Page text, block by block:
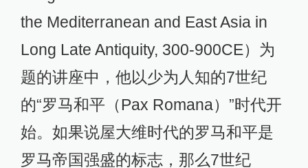
the Mediterranean and East Asia in
Long Late Antiquity, 300-900CE）为
题的讲座中，他以少为人知的7世纪
的“罗马和平（Pax Romana）”时代开
始。如果说屋大维时代的罗马和平是
罗马帝国强盛的标志，那么7世纪